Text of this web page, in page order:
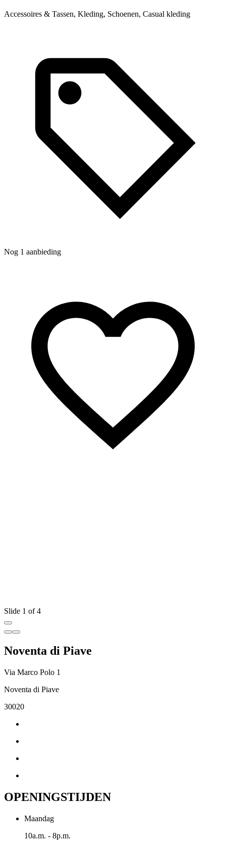
Accessoires & Tassen, Kleding, Schoenen, Casual kleding
Nog 1 aanbieding
Slide 1 of 4
Noventa di Piave
Via Marco Polo 1
Noventa di Piave
30020
OPENINGSTIJDEN
Maandag
10a.m. - 8p.m.